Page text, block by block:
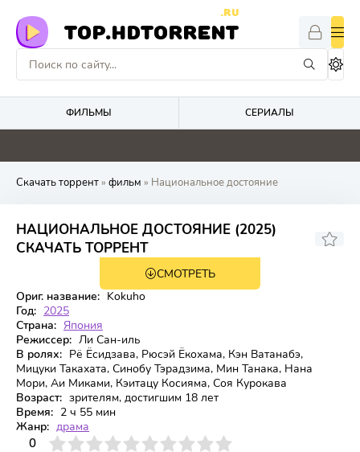
TOP.HDTORRENT
.RU
ФИЛЬМЫ СЕРИАЛЫ
0 0 0 0
Скачать торрент» фильм » Национальное достояние
НАЦИОНАЛЬНОЕ ДОСТОЯНИЕ (2025)
СКАЧАТЬ ТОРРЕНТ
FHD (1080p)
7.9
СМОТРЕТЬ
Ориг. название: Kokuho
Год: 2025
Страна: Япония
Режиссер: Ли Сан-иль
В ролях: Рё Ёсидзава, Рюсэй Ёкохама, Кэн Ватанабэ,
Мицуки Такахата, Синобу Тэрадзима, Мин Танака, Нана
Мори, Аи Миками, Кэитацу Косияма, Соя Курокава
Возраст: зрителям, достигшим 18 лет
Время: 2 ч 55 мин
Жанр: драма
0
4 6 7 8 9 10